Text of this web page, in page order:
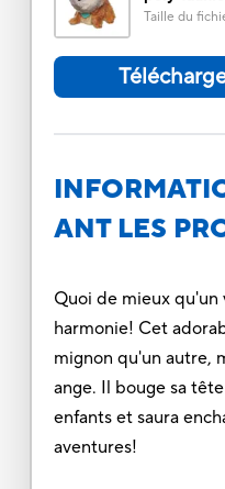
Taille du
ANT LES
Quoi de mieux qu'un
harmonie! Cet
mignon qu'un autre,
ange. Il bouge sa
enfants et saura
aventures!